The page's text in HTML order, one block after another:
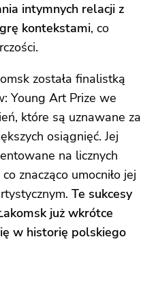
intymnych relacji z
kontekstami, co
została finalistką
Young Art Prize we
które są uznawane za
osiągnięć. Jej
na licznych
znacząco umocniło jej
Te sukcesy
już wkrótce
w historię polskiego